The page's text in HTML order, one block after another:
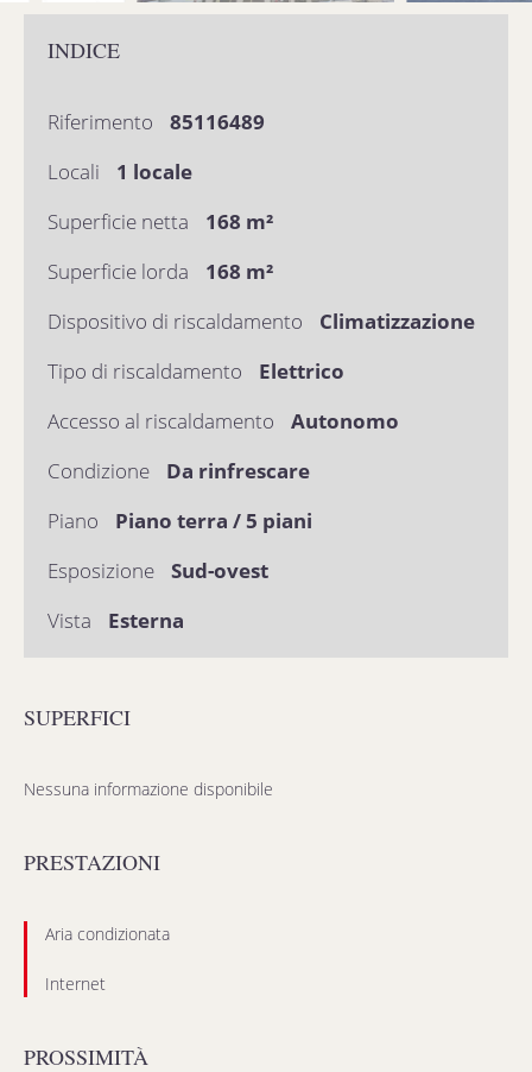
INDICE
Riferimento
85116489
Locali
1 locale
Superficie netta
168 m²
Superficie lorda
168 m²
Dispositivo di riscaldamento
Climatizzazione
Tipo di riscaldamento
Elettrico
Accesso al riscaldamento
Autonomo
Condizione
Da rinfrescare
Piano
Piano terra / 5 piani
Esposizione
Sud-ovest
Vista
Esterna
SUPERFICI
Nessuna informazione disponibile
PRESTAZIONI
Aria condizionata
Internet
PROSSIMITÀ